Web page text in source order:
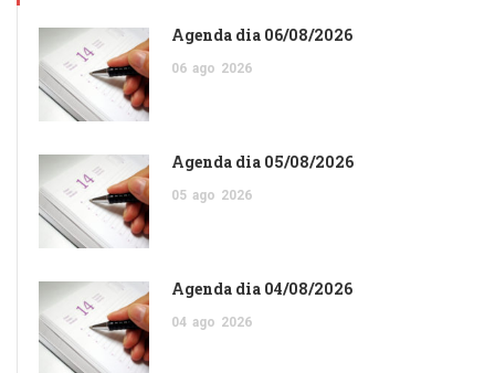
Agenda dia 06/08/2026
06 ago 2026
Agenda dia 05/08/2026
05 ago 2026
Agenda dia 04/08/2026
04 ago 2026